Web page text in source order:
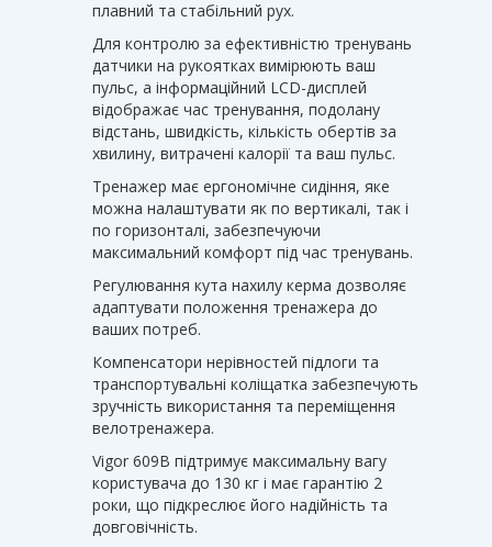
плавний та стабільний рух.
Для контролю за ефективністю тренувань
датчики на рукоятках вимірюють ваш
пульс, а інформаційний LCD-дисплей
відображає час тренування, подолану
відстань, швидкість, кількість обертів за
хвилину, витрачені калорії та ваш пульс.
Тренажер має ергономічне сидіння, яке
можна налаштувати як по вертикалі, так і
по горизонталі, забезпечуючи
максимальний комфорт під час тренувань.
Регулювання кута нахилу керма дозволяє
адаптувати положення тренажера до
ваших потреб.
Компенсатори нерівностей підлоги та
транспортувальні коліщатка забезпечують
зручність використання та переміщення
велотренажера.
Vigor 609B підтримує максимальну вагу
користувача до 130 кг і має гарантію 2
роки, що підкреслює його надійність та
довговічність.